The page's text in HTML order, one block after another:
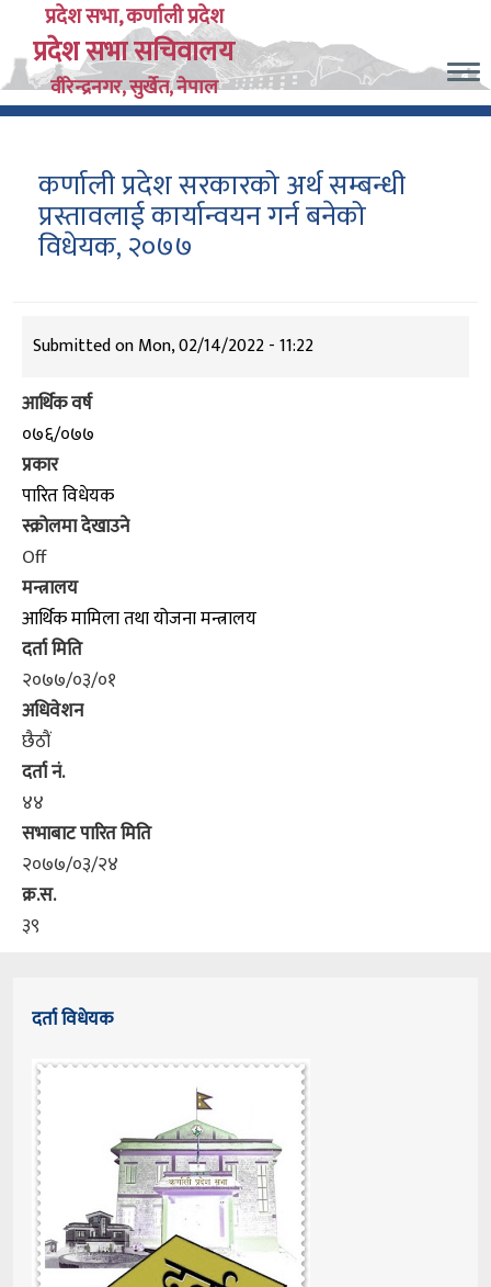
main
content
प्रदेश सभा, कर्णाली प्रदेश
प्रदेश सभा सचिवालय
वीरेन्द्रनगर, सुर्खेत, नेपाल
कर्णाली प्रदेश सरकारको अर्थ सम्बन्धी
प्रस्तावलाई कार्यान्वयन गर्न बनेको
विधेयक, २०७७
Submitted onMon, 02/14/2022 - 11:22
आर्थिक वर्ष
०७६/०७७
प्रकार
पारित विधेयक
स्क्रोलमा देखाउने
Off
मन्त्रालय
आर्थिक मामिला तथा योजना मन्त्रालय
दर्ता मिति
२०७७/०३/०१
अधिवेशन
छैठौं
दर्ता नं.
४४
सभाबाट पारित मिति
२०७७/०३/२४
क्र.स.
३९
दर्ता विधेयक